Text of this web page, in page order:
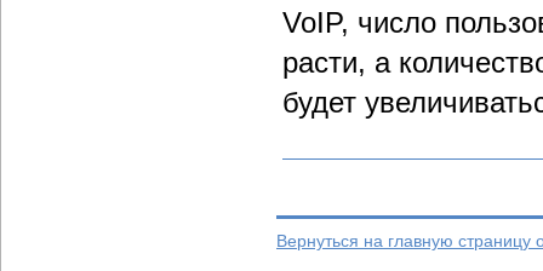
VoIP, число
расти, а
будет
Вернуться на главную страницу